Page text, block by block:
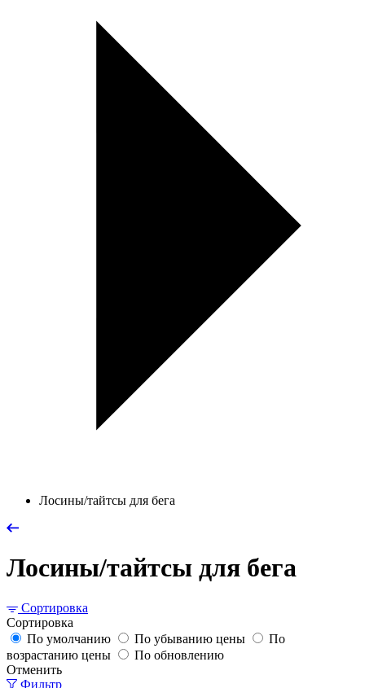
Лосины/тайтсы для бега
Лосины/тайтсы для бега
Сортировка
Сортировка
По умолчанию
По убыванию цены
По
возрастанию цены
По обновлению
Отменить
Фильтр